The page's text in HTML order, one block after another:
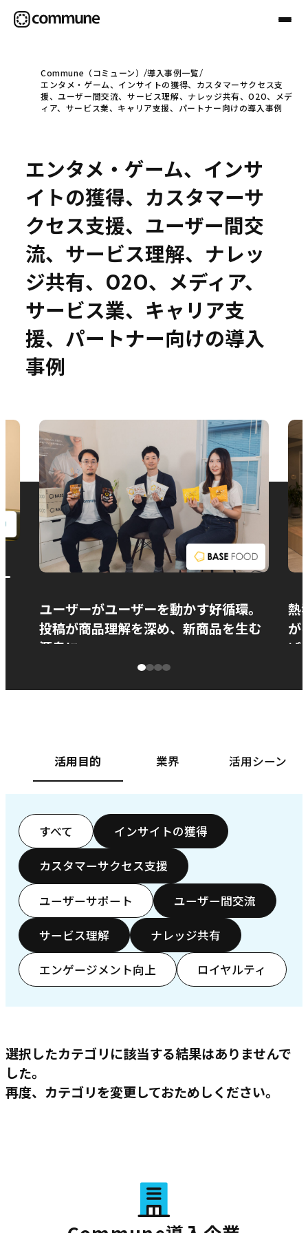
Communeについて
事例
セミナー
お役立ち情報
Commune（コミューン）
導入事例一覧
エンタメ・ゲーム、インサイトの獲得、カスタマーサクセス支
援、ユーザー間交流、サービス理解、ナレッジ共有、O2O、メデ
ィア、サービス業、キャリア支援、パートナー向けの導入事例
エンタメ・ゲーム、インサ
イトの獲得、カスタマーサ
クセス支援、ユーザー間交
流、サービス理解、ナレッ
ジ共有、O2O、メディア、
サービス業、キャリア支
援、パートナー向けの導入
事例
ユーザーがユーザーを動かす好循環。
投稿が商品理解を深め、新商品を生む
源泉に
熱
が
ぱ
活用目的 業界 活用シーン
すべて インサイトの獲得
カスタマーサクセス支援
ユーザーサポート ユーザー間交流
サービス理解 ナレッジ共有
エンゲージメント向上 ロイヤルティ
選択したカテゴリに該当する結果はありませんで
した。
再度、カテゴリを変更しておためしください。